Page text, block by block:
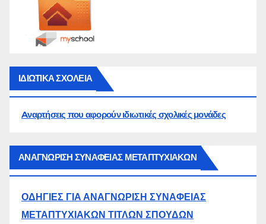
ΙΔΙΩΤΙΚΑ ΣΧΟΛΕΙΑ
Aναρτήσεις που αφορούν ιδιωτικές σχολικές μονάδες
ΑΝΑΓΝΩΡΙΣΗ ΣΥΝΑΦΕΙΑΣ ΜΕΤΑΠΤΥΧΙΑΚΩΝ
ΟΔΗΓΙΕΣ ΓΙΑ ΑΝΑΓΝΩΡΙΣΗ ΣΥΝΑΦΕΙΑΣ
ΜΕΤΑΠΤΥΧΙΑΚΩΝ ΤΙΤΛΩΝ ΣΠΟΥΔΩΝ